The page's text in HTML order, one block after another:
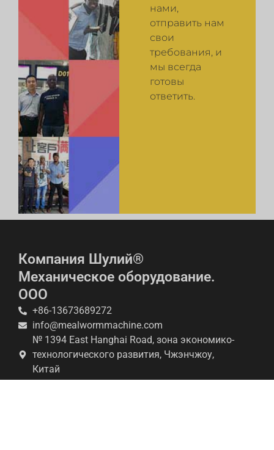
нами,
отправить нам
свои
требования, и
мы всегда
готовы
ответить.
Компания Шулий®
Механическое оборудование.
ООО
+86-13673689272
info@mealwormmachine.com
№ 1394 East Hanghai Road, зона экономико-
технологического развития, Чжэнчжоу,
Китай